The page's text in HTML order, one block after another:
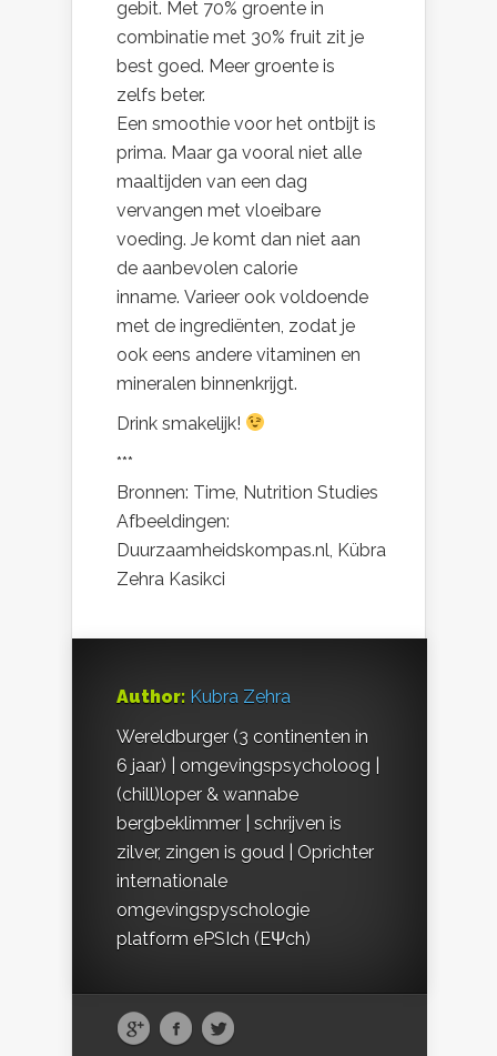
gebit. Met 70% groente in
combinatie met 30% fruit zit je
best goed. Meer groente is
zelfs beter.
Een smoothie voor het ontbijt is
prima. Maar ga vooral niet alle
maaltijden van een dag
vervangen met vloeibare
voeding. Je komt dan niet aan
de aanbevolen calorie
inname. Varieer ook voldoende
met de ingrediënten, zodat je
ook eens andere vitaminen en
mineralen binnenkrijgt.
Drink smakelijk!
***
Bronnen: Time, Nutrition Studies
Afbeeldingen:
Duurzaamheidskompas.nl, Kübra
Zehra Kasikci
Author: Kubra Zehra
Wereldburger (3 continenten in
6 jaar) | omgevingspsycholoog |
(chill)loper & wannabe
bergbeklimmer | schrijven is
zilver, zingen is goud | Oprichter
internationale
omgevingspyschologie
platform ePSIch (EΨch)